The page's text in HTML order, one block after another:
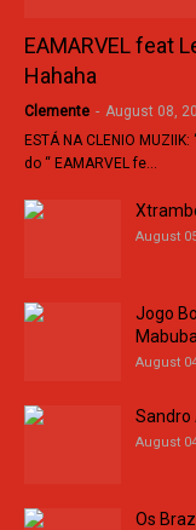
EAMARVEL feat
Hahaha
Clemente - August 08,
ESTÁ NA CLENIO
do “ EAMARVEL fe…
August
Jogo
Mabuba
August
Sandro
August
Os